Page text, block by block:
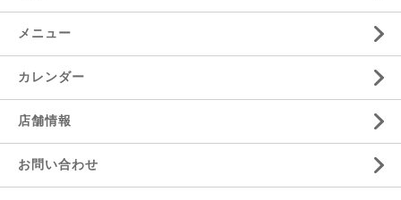
メニュー
カレンダー
店舗情報
お問い合わせ